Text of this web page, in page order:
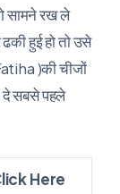
सामने रख ले
हुई हो तो उसे
)की चीजों
दे सबसे पहले
Here